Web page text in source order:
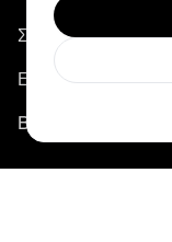
Σχετικά με το Inkjin
Επικοινώνησε μαζί
Branding Kit